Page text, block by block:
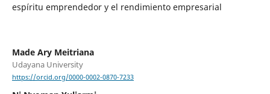
espíritu emprendedor y el rendimiento empresarial
Made Ary Meitriana
Udayana University
https://orcid.org/0000-0002-0870-7233